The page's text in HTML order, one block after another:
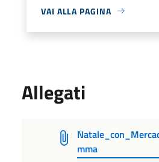
VAI ALLA PAGINA
Allegati
mma